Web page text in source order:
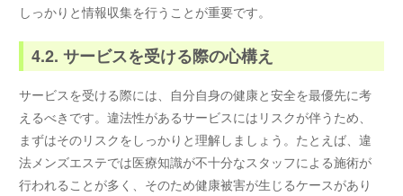
しっかりと情報収集を行うことが重要です。
4.2. サービスを受ける際の心構え
サービスを受ける際には、自分自身の健康と安全を最優先に考
えるべきです。違法性があるサービスにはリスクが伴うため、
まずはそのリスクをしっかりと理解しましょう。たとえば、違
法メンズエステでは医療知識が不十分なスタッフによる施術が
行われることが多く、そのため健康被害が生じるケースがあり